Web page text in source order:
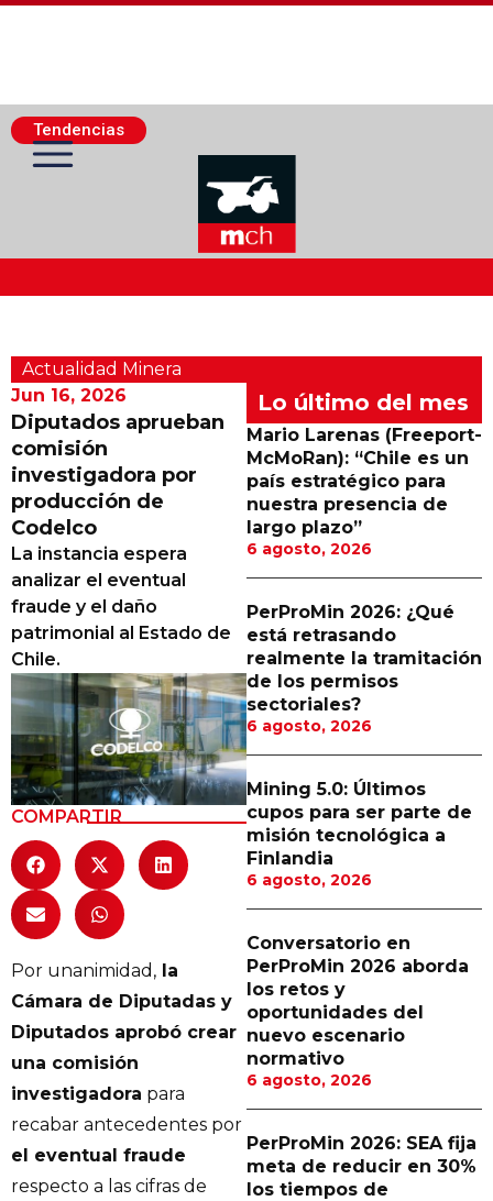
Tendencias
Actualidad Minera
Minería Superficie
Minerí­a Subterránea
Proveedores
Canal Digital
Columnas de Opinión
Designaciones
Calendario de Eventos
Revistas Digital
Siguenos
Actualidad Minera
Jun 16, 2026
Diputados aprueban
comisión
investigadora por
producción de
Codelco
La instancia espera
analizar el eventual
fraude y el daño
patrimonial al Estado de
Chile.
COMPARTIR
Por unanimidad, la
Cámara de Diputadas y
Diputados aprobó crear
una comisión
investigadora para
recabar antecedentes por
el eventual fraude
respecto a las cifras de
Lo último del mes
Mario Larenas (Freeport-
McMoRan): “Chile es un
país estratégico para
nuestra presencia de
largo plazo”
6 agosto, 2026
PerProMin 2026: ¿Qué
está retrasando
realmente la tramitación
de los permisos
sectoriales?
6 agosto, 2026
Mining 5.0: Últimos
cupos para ser parte de
misión tecnológica a
Finlandia
6 agosto, 2026
Conversatorio en
PerProMin 2026 aborda
los retos y
oportunidades del
nuevo escenario
normativo
6 agosto, 2026
PerProMin 2026: SEA fija
meta de reducir en 30%
los tiempos de